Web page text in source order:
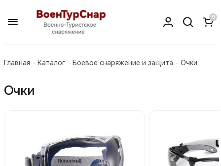
0
Главная Каталог Боевое снаряжение и защита Очки
Очки